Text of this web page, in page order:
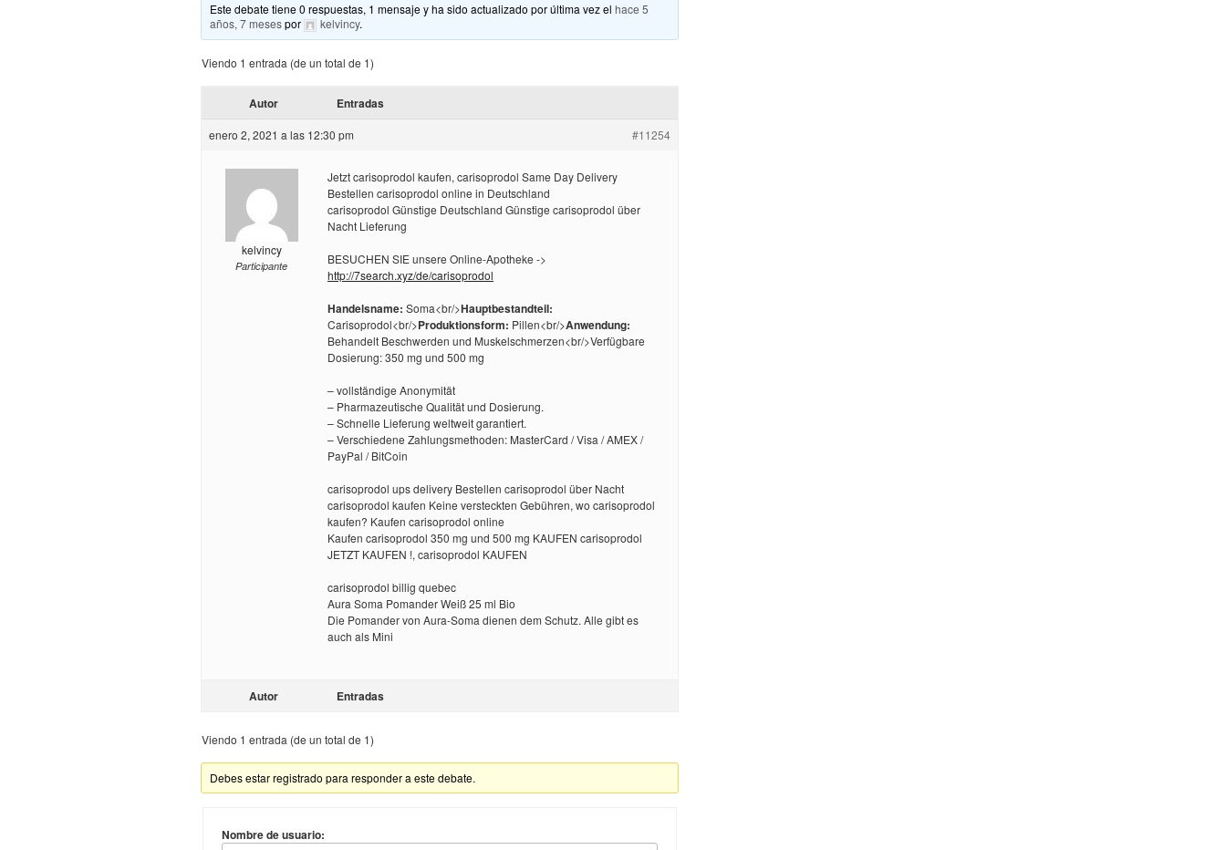
Este debate tiene 0 respuestas, 1 mensaje y ha sido actualizado por última vez elhace 5
años, 7 mesespor kelvincy.
Viendo 1 entrada (de un total de 1)
Autor Entradas
enero 2, 2021 a las 12:30 pm #11254
kelvincy
Participante
Jetzt carisoprodol kaufen, carisoprodol Same Day Delivery
Bestellen carisoprodol online in Deutschland
carisoprodol Günstige Deutschland Günstige carisoprodol über
Nacht Lieferung
BESUCHEN SIE unsere Online-Apotheke ->
http://7search.xyz/de/carisoprodol
Handelsname: Soma<br/>Hauptbestandteil:
Carisoprodol<br/>Produktionsform: Pillen<br/>Anwendung:
Behandelt Beschwerden und Muskelschmerzen<br/>Verfügbare
Dosierung: 350 mg und 500 mg
– vollständige Anonymität
– Pharmazeutische Qualität und Dosierung.
– Schnelle Lieferung weltweit garantiert.
– Verschiedene Zahlungsmethoden: MasterCard / Visa / AMEX /
PayPal / BitCoin
carisoprodol ups delivery Bestellen carisoprodol über Nacht
carisoprodol kaufen Keine versteckten Gebühren, wo carisoprodol
kaufen? Kaufen carisoprodol online
Kaufen carisoprodol 350 mg und 500 mg KAUFEN carisoprodol
JETZT KAUFEN !, carisoprodol KAUFEN
carisoprodol billig quebec
Aura Soma Pomander Weiß 25 ml Bio
Die Pomander von Aura-Soma dienen dem Schutz. Alle gibt es
auch als Mini
Autor Entradas
Viendo 1 entrada (de un total de 1)
Debes estar registrado para responder a este debate.
Nombre de usuario: